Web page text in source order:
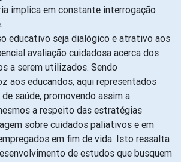
implica em constante interrogação
educativo seja dialógico e atrativo aos
avaliação cuidadosa acerca dos
a serem utilizados. Sendo
aos educandos, aqui representados
saúde, promovendo assim a
a respeito das estratégias
sobre cuidados paliativos e em
em fim de vida. Isto ressalta
de estudos que busquem